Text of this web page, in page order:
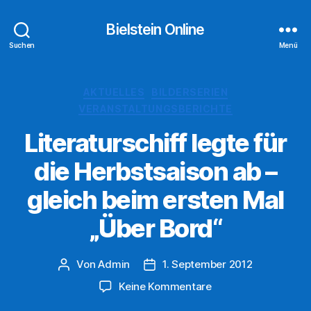
Suchen
Bielstein Online
Menü
Literaturschiff legte für
die Herbstsaison ab –
gleich beim ersten Mal
„Über Bord“
Beitragsautor
VonAdmin Veröffentlichungsdatum
1. September 2012
Keine Kommentarezu